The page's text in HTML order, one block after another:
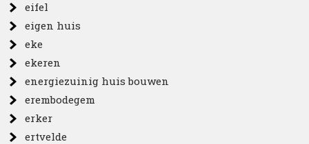
eifel
eigen huis
eke
ekeren
energiezuinig huis bouwen
erembodegem
erker
ertvelde